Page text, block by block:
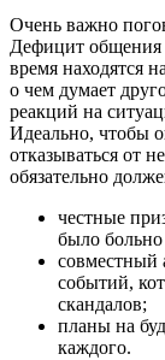
Очень важно
Дефицит общения
время находятся
о чем думает
реакций на
Идеально, чтобы
отказываться от
обязательно
честные
было больно
совместный
событий,
скандалов;
планы на
каждого.